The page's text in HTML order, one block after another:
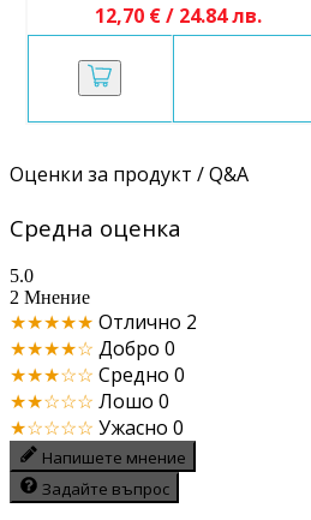
12,70 € / 24.84 лв.
Оценки за продукт / Q&A
Средна оценка
5.0
2 Мнение
★★★★★ Отлично 2
★★★★☆ Добро 0
★★★☆☆ Средно 0
★★☆☆☆ Лошо 0
★☆☆☆☆ Ужасно 0
Напишете мнение
Задайте въпрос